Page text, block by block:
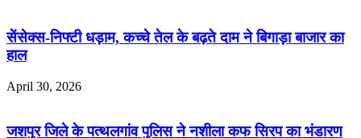
सेंसेक्स-निफ्टी धड़ाम, कच्चे तेल के बढ़ते दाम ने बिगाड़ा बाजार का
हाल
April 30, 2026
जशपुर जिले के पत्थलगांव पुलिस ने नशीला कफ सिरप का भंडारण